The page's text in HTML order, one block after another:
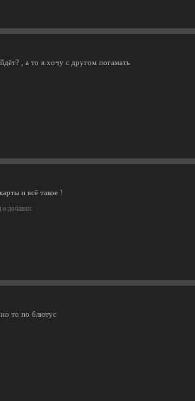
, а то я хочу с другом погамать
и всё такое !
и добавил:
то по блютус